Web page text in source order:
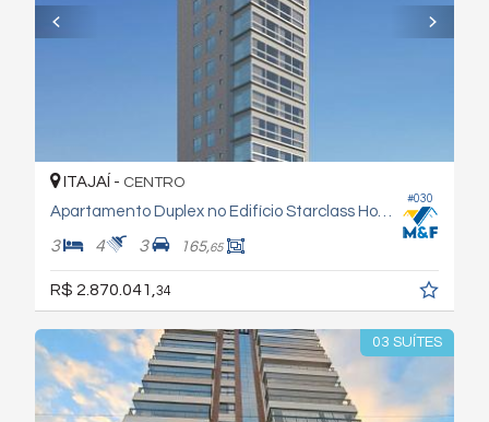
#030
ITAJAÍ - CENTRO
Apartamento Duplex no Edifício Starclass Home
3 4 3 165,65
R$ 2.870.041, 34
03 SUÍTES